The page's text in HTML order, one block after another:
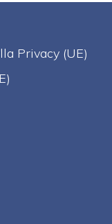
Privacy (UE)